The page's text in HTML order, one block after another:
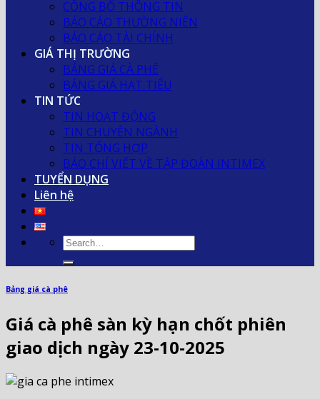
CÔNG BỐ THÔNG TIN
BÁO CÁO THƯỜNG NIÊN
BÁO CÁO TÀI CHÍNH
GIÁ THỊ TRƯỜNG
BẢNG GIÁ CÀ PHÊ
BẢNG GIÁ HẠT TIÊU
TIN TỨC
TIN HOẠT ĐỘNG
TIN CHUYÊN NGÀNH
TIN TỔNG HỢP
BÁO CHÍ VIẾT VỀ TẬP ĐOÀN INTIMEX
TUYỂN DỤNG
Liên hệ
Bảng giá cà phê
Giá cà phê sàn kỳ hạn chốt phiên
giao dịch ngày 23-10-2025